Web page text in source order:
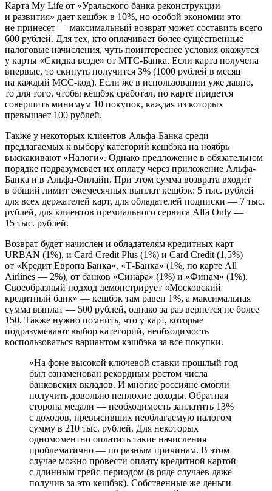
Карта My Life от «Уральского банка реконструкции
и развития» дает кешбэк в 10%, но особой экономии это
не принесет — максимальный возврат может составить всего
600 рублей. Для тех, кто оплачивает более существенные
налоговые начисления, чуть поинтереснее условия окажутся
у карты «Скидка везде» от МТС-Банка. Если карта получена
впервые, то скинуть получится 3% (1000 рублей в месяц
на каждый МСС-код). Если же в использовании уже давно,
то для того, чтобы кешбэк сработал, по карте придется
совершить минимум 10 покупок, каждая из которых
превышает 100 рублей.
Также у некоторых клиентов Альфа-Банка среди
предлагаемых к выбору категорий кешбэка на ноябрь
выскакивают «Налоги». Однако предложение в обязательном
порядке подразумевает их оплату через приложение Альфа-
Банка и в Альфа-Онлайн. При этом сумма возврата входит
в общий лимит ежемесячных выплат кешбэк: 5 тыс. рублей
для всех держателей карт, для обладателей подписки — 7 тыс.
рублей, для клиентов премиального сервиса Alfa Only —
15 тыс. рублей.
Возврат будет начислен и обладателям кредитных карт
URBAN (1%), и Card Credit Plus (1%) и Card Credit (1,5%)
от «Кредит Европа Банка», «Т-Банка» (1%, по карте All
Airlines — 2%), от банков «Синара» (1%) и «Финам» (1%).
Своеобразный подход демонстрирует «Московский
кредитный банк» — кешбэк там равен 1%, а максимальная
сумма выплат — 500 рублей, однако за раз вернется не более
150. Также нужно помнить, что у карт, которые
подразумевают выбор категорий, необходимость
воспользоваться вариантом кэшбэка за все покупки.
«На фоне высокой ключевой ставки прошлый год
был ознаменован рекордным ростом числа
банковских вкладов. И многие россияне смогли
получить довольно неплохие доходы. Обратная
сторона медали — необходимость заплатить 13%
с доходов, превысивших необлагаемую налогом
сумму в 210 тыс. рублей. Для некоторых
одномоментно оплатить такие начисления
проблематично — по разным причинам. В этом
случае можно провести оплату кредитной картой
с длинным грейс-периодом (в ряде случаев даже
получив за это кешбэк). Собственные же деньги